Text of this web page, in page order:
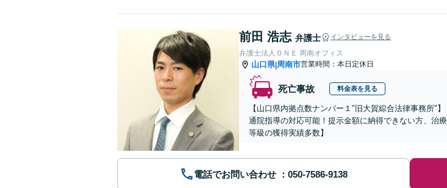
前田 浩志 弁護士 インタビューを見る
弁護士法人ＯＮＥ 周南オフィス
山口県|周南市営業時間：本日定休日
死亡事故 料金表を見る
【山口県内拠点数ナンバー１"旧大賀綜合法律事務所"
通院指導の対応可能！提示金額に納得できない方、治
等級の獲得実績多数】
電話でお問い合わせ